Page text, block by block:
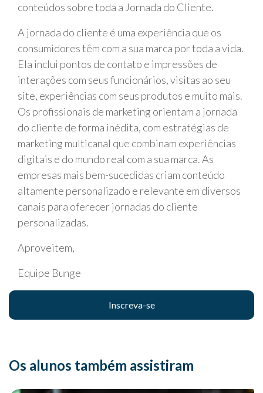
conteúdos sobre toda a Jornada do Cliente.
A jornada do cliente é uma experiência que os
consumidores têm com a sua marca por toda a vida.
Ela inclui pontos de contato e impressões de
interações com seus funcionários, visitas ao seu
site, experiências com seus produtos e muito mais.
Os profissionais de marketing orientam a jornada
do cliente de forma inédita, com estratégias de
marketing multicanal que combinam experiências
digitais e do mundo real com a sua marca. As
empresas mais bem-sucedidas criam conteúdo
altamente personalizado e relevante em diversos
canais para oferecer jornadas do cliente
personalizadas.
Aproveitem,
Equipe Bunge
Inscreva-se
Os alunos também assistiram